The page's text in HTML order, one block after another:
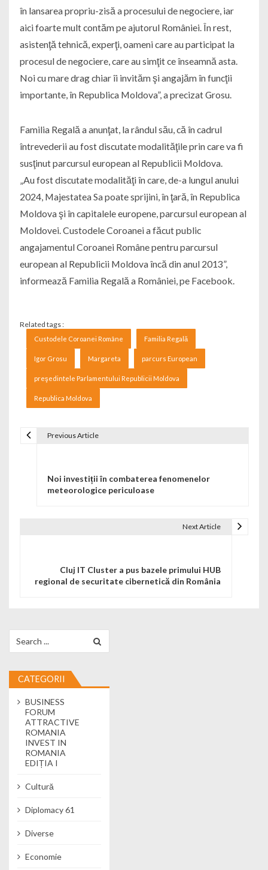
în lansarea propriu-zisă a procesului de negociere, iar
aici foarte mult contăm pe ajutorul României. În rest,
asistenţă tehnică, experţi, oameni care au participat la
procesul de negociere, care au simţit ce înseamnă asta.
Noi cu mare drag chiar îi invităm şi angajăm în funcţii
importante, în Republica Moldova”, a precizat Grosu.
Familia Regală a anunţat, la rândul său, că în cadrul
întrevederii au fost discutate modalităţile prin care va fi
susţinut parcursul european al Republicii Moldova.
„Au fost discutate modalităţi în care, de-a lungul anului
2024, Majestatea Sa poate sprijini, în ţară, în Republica
Moldova şi în capitalele europene, parcursul european al
Moldovei. Custodele Coroanei a făcut public
angajamentul Coroanei Române pentru parcursul
european al Republicii Moldova încă din anul 2013”,
informează Familia Regală a României, pe Facebook.
Related tags :
Custodele Coroanei Române Familia Regală
Igor Grosu Margareta parcurs European
preşedintele Parlamentului Republicii Moldova
Republica Moldova
Previous Article
Noi investiții în combaterea fenomenelor
meteorologice periculoase
Next Article
Cluj IT Cluster a pus bazele primului HUB
regional de securitate cibernetică din România
CATEGORII
BUSINESS
FORUM
ATTRACTIVE
ROMANIA
INVEST IN
ROMANIA
EDIȚIA I
Cultură
Diplomacy 61
Diverse
Economie